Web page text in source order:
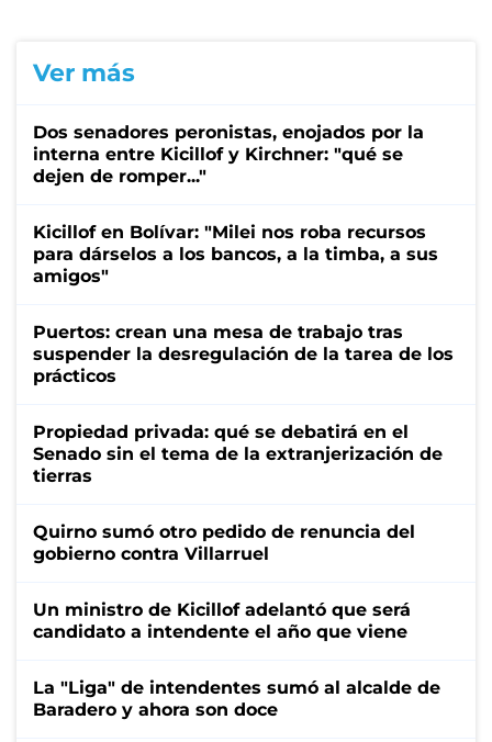
Ver más
Dos senadores peronistas, enojados por la
interna entre Kicillof y Kirchner: "qué se
dejen de romper..."
Kicillof en Bolívar: "Milei nos roba recursos
para dárselos a los bancos, a la timba, a sus
amigos"
Puertos: crean una mesa de trabajo tras
suspender la desregulación de la tarea de los
prácticos
Propiedad privada: qué se debatirá en el
Senado sin el tema de la extranjerización de
tierras
Quirno sumó otro pedido de renuncia del
gobierno contra Villarruel
Un ministro de Kicillof adelantó que será
candidato a intendente el año que viene
La "Liga" de intendentes sumó al alcalde de
Baradero y ahora son doce